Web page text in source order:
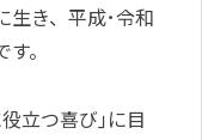
生き、平成･令和
。
立つ喜び｣に目